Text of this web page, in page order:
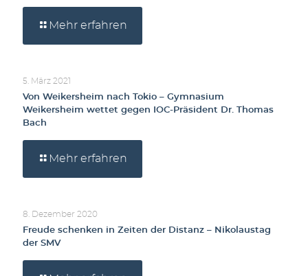
Mehr erfahren
5. März 2021
Von Weikersheim nach Tokio – Gymnasium
Weikersheim wettet gegen IOC-Präsident Dr. Thomas
Bach
Mehr erfahren
8. Dezember 2020
Freude schenken in Zeiten der Distanz – Nikolaustag
der SMV